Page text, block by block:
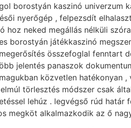
borostyán kaszinó univerzum
nyerőgép , felpezsdít
hoz neked megállás nélküli
borostyán játékkaszinó
összefoglal
jelentés panaszok
közvetlen hatékonyan
törlesztés módszer csak
lehúz . legvégső rúd
megköt alkalmazkodik az ő